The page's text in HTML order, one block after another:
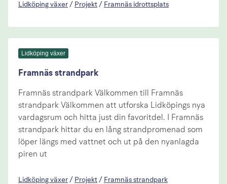
Lidköping växer / Projekt / Framnäs idrottsplats
Lidköping växer
Framnäs strandpark
Framnäs strandpark Välkommen till Framnäs
strandpark Välkommen att utforska Lidköpings nya
vardagsrum och hitta just din favoritdel. I Framnäs
strandpark hittar du en lång strandpromenad som
löper längs med vattnet och ut på den nyanlagda
piren ut
Lidköping växer / Projekt / Framnäs strandpark